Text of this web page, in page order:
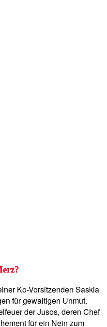
Ko-Vorsitzenden Saskia
für gewaltigen Unmut.
der Jusos, deren Chef
für ein Nein zum